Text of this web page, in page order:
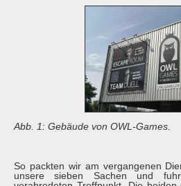
Abb. 1: Gebäude von OWL-Games.
So packten wir am vergangenen
unsere sieben Sachen und